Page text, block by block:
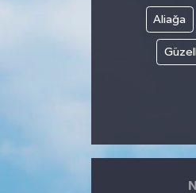
Aliağa
Teknoloji